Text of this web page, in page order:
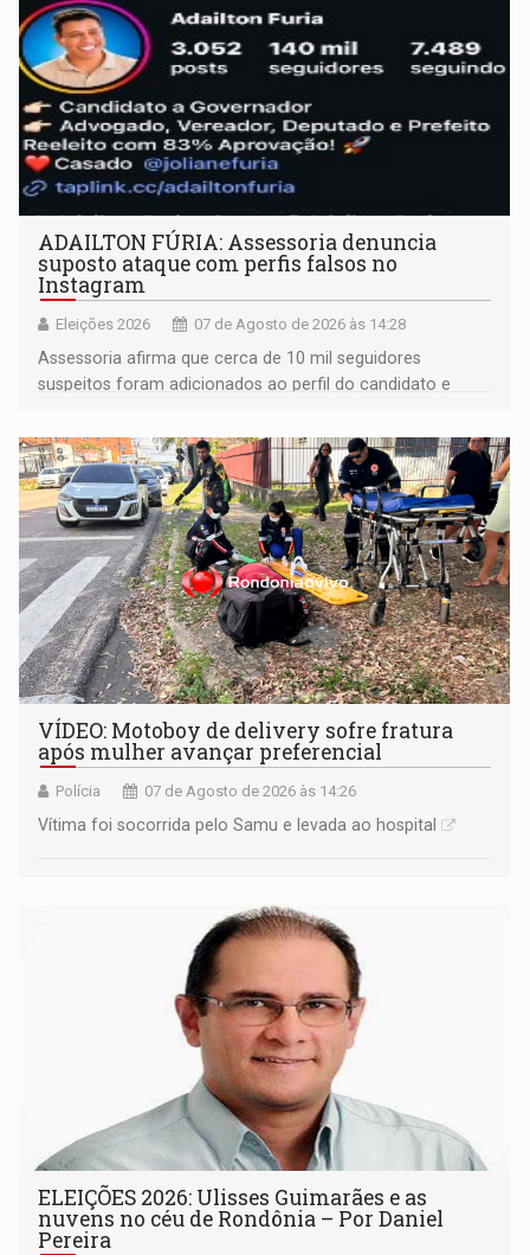
ADAILTON FÚRIA: Assessoria denuncia
suposto ataque com perfis falsos no
Instagram
Eleições 2026 07 de Agosto de 2026 às 14:28
Assessoria afirma que cerca de 10 mil seguidores
suspeitos foram adicionados ao perfil do candidato e
remover as contas
VÍDEO: Motoboy de delivery sofre fratura
após mulher avançar preferencial
Polícia 07 de Agosto de 2026 às 14:26
Vítima foi socorrida pelo Samu e levada ao hospital
ELEIÇÕES 2026: Ulisses Guimarães e as
nuvens no céu de Rondônia – Por Daniel
Pereira